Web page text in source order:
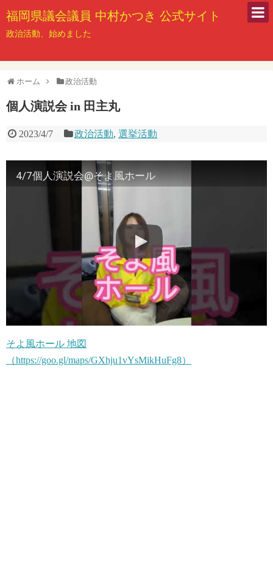
福岡県議会議員 中村かつき 公式サイト
政治活動、始めました
ホーム 政治活動
個人演説会 in 田主丸
2023/4/7 政治活動,選挙活動
4/7個人演説会@そよ風ホール
そよ風ホール 地図
（https://goo.gl/maps/GXhju1vYsMikHuFg8）